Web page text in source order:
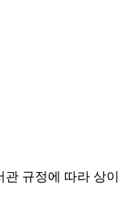
규정에 따라 상이